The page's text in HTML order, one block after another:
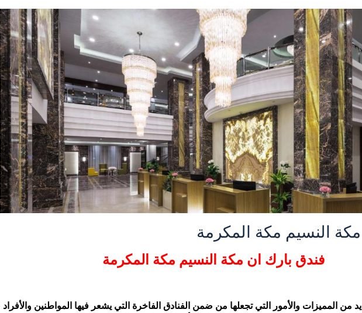
النسيم مكة المكرمة
فندق بارك ان مكة النسيم مكة المكرمة
من المميزات والأمور التي تجعلها من ضمن الفنادق الفاخرة التي يشعر فيها المواطنين